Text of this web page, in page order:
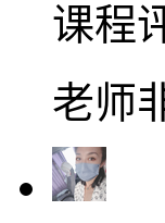
课程
老师